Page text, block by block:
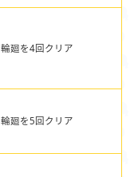
輪廻を4回クリア
輪廻を5回クリア